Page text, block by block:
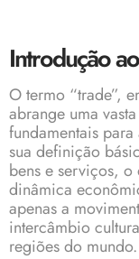
Introdução
O termo “trade”,
abrange uma
fundamentais
sua definição
bens e serviços,
dinâmica
apenas a
intercâmbio
regiões do mundo.